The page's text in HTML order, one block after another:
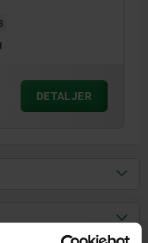
DETALJER